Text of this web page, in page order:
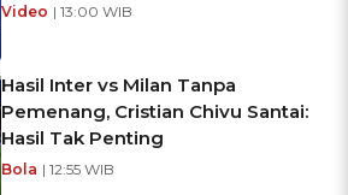
Video | 13:00 WIB
Hasil Inter vs Milan Tanpa
Pemenang, Cristian Chivu Santai:
Hasil Tak Penting
Bola | 12:55 WIB